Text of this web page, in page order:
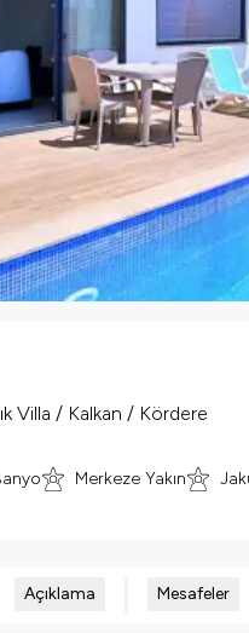
Villa / Kalkan / Kördere
Merkeze Yakın
Açıklama Mesafeler